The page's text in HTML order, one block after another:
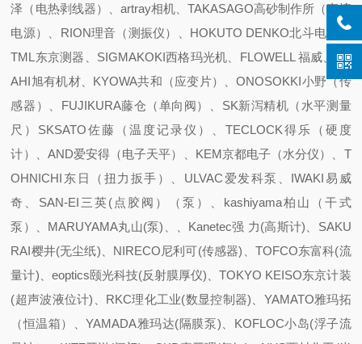
泽（电热剥线器）、artray相机、TAKASAGO高砂制作所（直流
电源）、RION理音（测振仪）、HOKUTO DENKO北斗电工、
TML东京测器、SIGMAKOKI西格玛光机、FLOWELL 福威、AS
AHI旭有机材、KYOWA共和（应变片）、ONOSOKKI小野（传
感器）、FUJIKURA藤仓（单向阀）、SK新泻精机（水平测量
尺）SKSATO佐藤（温度记录仪）、TECLOCK得乐（硬度
计）、AND爱安得（电子天平）、KEM京都电子（水分仪）、T
OHNICHI东日（扭力扳手）、ULVAC爱发科泵、IWAKI易威
奇、SAN-EI三英(点胶阀）（泵）、kashiyama柏山（干式
泵）、MARUYAMA丸山(泵)、、Kanetec强 力(高斯计)、SAKU
RAI樱井(无尘纸)、NIRECO尼利可(传感器)、TOFCO东富科(流
量计)、eoptics颐光科技(反射膜厚仪)、TOKYO KEISO东京计装
(超声波液位计)、RKC理化工业(数显控制器)、YAMATO雅玛拓
（恒温箱）、YAMADA雅玛达(隔膜泵)、KOFLOC小岛(浮子流